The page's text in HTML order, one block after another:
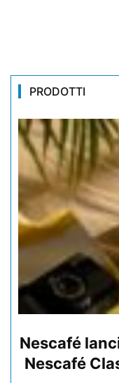
PRODOTTI
Nescafé
Nescafé